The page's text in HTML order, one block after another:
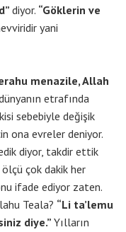
diyor. “Göklerin ve
yani
menazile, Allah
etrafında
sebebiyle değişik
ona evreler deniyor.
diyor, takdir ettik
çok dakik her
ifade ediyor zaten.
Teala? “Li ta’lemu
diye.” Yılların